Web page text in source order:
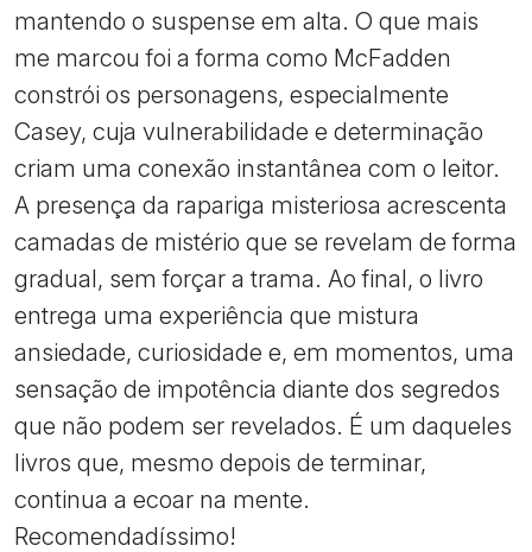
mantendo o suspense em alta. O que mais
me marcou foi a forma como McFadden
constrói os personagens, especialmente
Casey, cuja vulnerabilidade e determinação
criam uma conexão instantânea com o leitor.
A presença da rapariga misteriosa acrescenta
camadas de mistério que se revelam de forma
gradual, sem forçar a trama. Ao final, o livro
entrega uma experiência que mistura
ansiedade, curiosidade e, em momentos, uma
sensação de impotência diante dos segredos
que não podem ser revelados. É um daqueles
livros que, mesmo depois de terminar,
continua a ecoar na mente.
Recomendadíssimo!